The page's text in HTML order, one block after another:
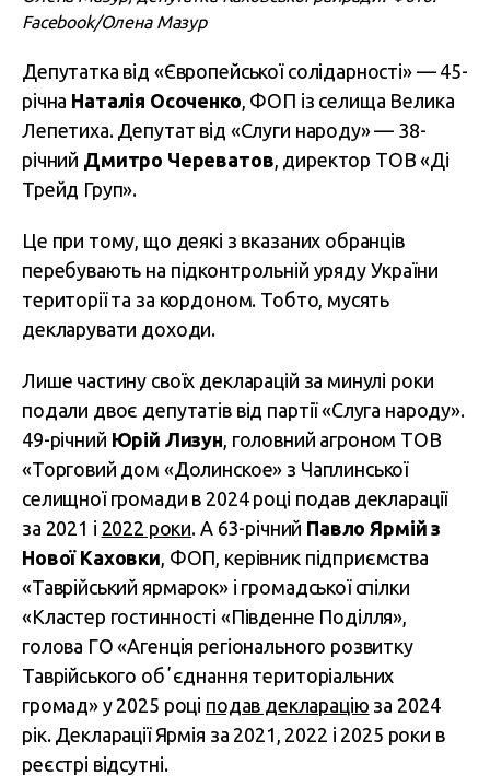
Facebook/Олена Мазур
Депутатка від «Європейської солідарності» — 45-
річна Наталія Осоченко , ФОП із селища Велика
Лепетиха. Депутат від «Слуги народу» — 38-
річний Дмитро Череватов , директор ТОВ «Ді
Трейд Груп».
Це при тому, що деякі з вказаних обранців
перебувають на підконтрольній уряду України
території та за кордоном. Тобто, мусять
декларувати доходи.
Лише частину своїх декларацій за минулі роки
подали двоє депутатів від партії «Слуга народу».
49-річний Юрій Лизун , головний агроном ТОВ
«Торговий дом «Долинское» з Чаплинської
селищної громади в 2024 році подав декларації
за 2021 і 2022 роки. А 63-річний Павло Ярмій з
Нової Каховки , ФОП, керівник підприємства
«Таврійський ярмарок» і громадської спілки
«Кластер гостинності «Південне Поділля»,
голова ГО «Агенція регіонального розвитку
Таврійського обʼєднання територіальних
громад» у 2025 році подав декларацію за 2024
рік. Декларації Ярмія за 2021, 2022 і 2025 роки в
реєстрі відсутні.